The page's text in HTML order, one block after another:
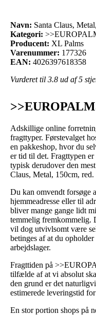
Navn: Santa Claus,
Kategori:
Producent: XL Palms
Varenummer: 177326
EAN: 4026397618358
Vurderet til 3.8 ud af 5
Adskillige online
fragttyper. Førstevalget
en pakkeshop, hvor du
er tid til det. Fragttypen
typisk derudover den
Claus, Metal, 150cm, red.
Du kan omvendt forsøge
hjemmeadresse eller til
bliver mange gange lidt
temmelig fremkommelig.
vil dog utvivlsomt være
betinges af at du
arbejdslager.
Fragttiden på
tilfælde af at vi absolut
den grund er det
estimerede leveringstid
En stor portion shops på